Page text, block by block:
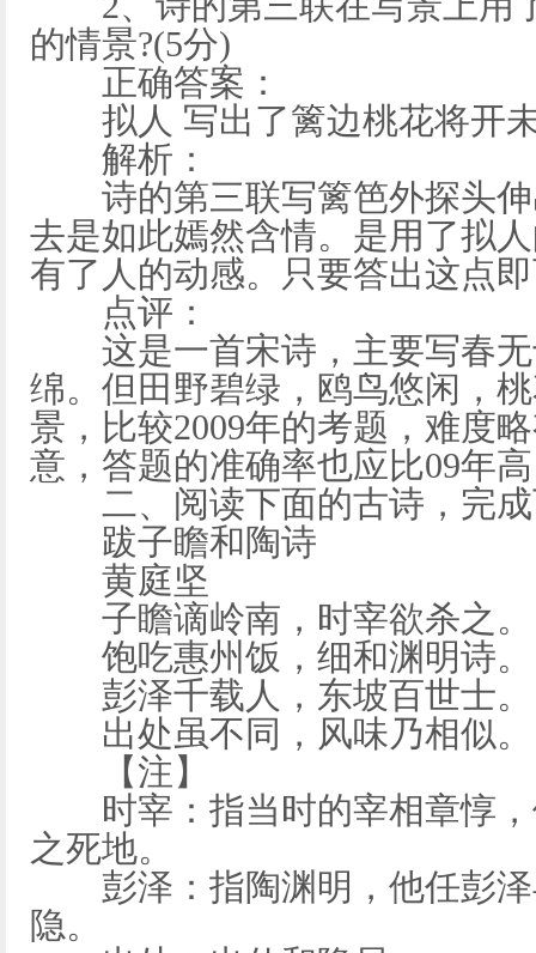
的情景?(5分)
正确答案：
拟人 写出了篱边桃花将开
解析：
诗的第三联写篱笆外探头伸
去是如此嫣然含情。是用了拟
有了人的动感。只要答出这点
点评：
这是一首宋诗，主要写春无
绵。但田野碧绿，鸥鸟悠闲，
景，比较2009年的考题，难度
意，答题的准确率也应比09年
二、阅读下面的古诗，完成
跋子瞻和陶诗
黄庭坚
子瞻谪岭南，时宰欲杀之。
饱吃惠州饭，细和渊明诗。
彭泽千载人，东坡百世士。
出处虽不同，风味乃相似。
【注】
时宰：指当时的宰相章惇，
之死地。
彭泽：指陶渊明，他任彭泽
隐。